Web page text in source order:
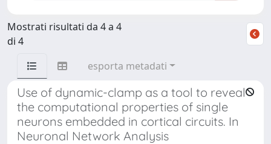
Mostrati risultati da 4 a 4
di 4
esporta metadati
Use of dynamic-clamp as a tool to reveal
the computational properties of single
neurons embedded in cortical circuits. In
Neuronal Network Analysis